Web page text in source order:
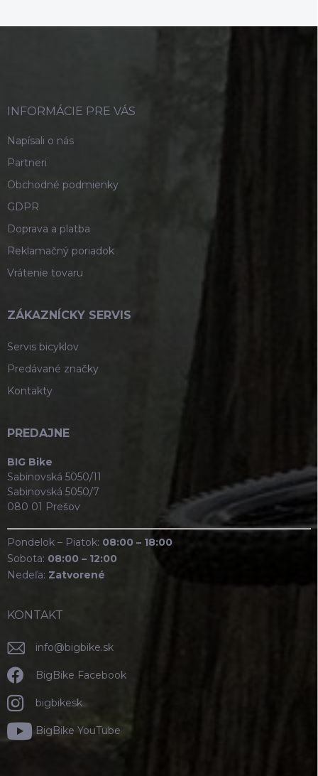
INFORMÁCIE PRE VÁS
Napísali o nás
Partneri
Obchodné podmienky
GDPR
Doprava a platba
Reklamačný poriadok
Vrátenie tovaru
ZÁKAZNÍCKY SERVIS
Servis bicyklov
Predávané značky
Kontakty
PREDAJNE
BIG Bike
Sabinovská 5050/11
Sabinovská 5050/7
080 01 Prešov
Pondelok – Piatok: 08:00 – 18:00
Sobota: 08:00 – 12:00
Nedeľa: Zatvorené
KONTAKT
info@bigbike.sk
BigBike Facebook
bigbikesk
BigBike YouTube